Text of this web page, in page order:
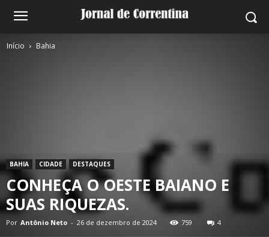
Início Bahia
BAHIA CIDADE DESTAQUES
CONHEÇA O OESTE BAIANO E
SUAS RIQUEZAS.
Por Antônio Neto - 26 de dezembro de 2024 759 4